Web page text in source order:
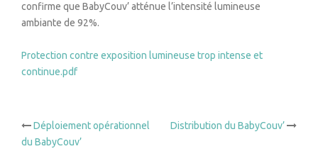
confirme que BabyCouv’ atténue l’intensité lumineuse
ambiante de 92%.
Protection contre exposition lumineuse trop intense et
continue.pdf
Navigation
d’article
Déploiement opérationnel
du BabyCouv’
Distribution du BabyCouv’